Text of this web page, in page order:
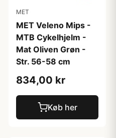
MET
MET Veleno Mips -
MTB Cykelhjelm -
Mat Oliven Grøn -
Str. 56-58 cm
834,00 kr
Køb her